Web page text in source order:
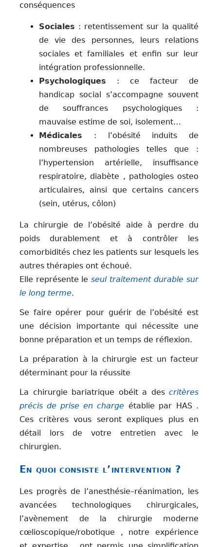
conséquences
Sociales : retentissement sur la qualité
de vie des personnes, leurs relations
sociales et familiales et enfin sur leur
intégration professionnelle.
Psychologiques : ce facteur de
handicap social s’accompagne souvent
de souffrances psychologiques :
mauvaise estime de soi, isolement…
Médicales : l’obésité induits de
nombreuses pathologies telles que :
l’hypertension artérielle, insuffisance
respiratoire, diabète , pathologies osteo
articulaires, ainsi que certains cancers
(sein, utérus, côlon)
La chirurgie de l’obésité aide à perdre du
poids durablement et à contrôler les
comorbidités chez les patients sur lesquels les
autres thérapies ont échoué.
Elle représente le seul traitement durable sur
le long terme.
Se faire opérer pour guérir de l’obésité est
une décision importante qui nécessite une
bonne préparation et un temps de réflexion.
La préparation à la chirurgie est un facteur
déterminant pour la réussite
La chirurgie bariatrique obéit a des critères
précis de prise en charge établie par HAS .
Ces critères vous seront expliques plus en
détail lors de votre entretien avec le
chirurgien.
En quoi consiste l’intervention ?
Les progrès de l’anesthésie–réanimation, les
avancées technologiques chirurgicales,
l’avènement de la chirurgie moderne
cœlioscopique/robotique , notre expérience